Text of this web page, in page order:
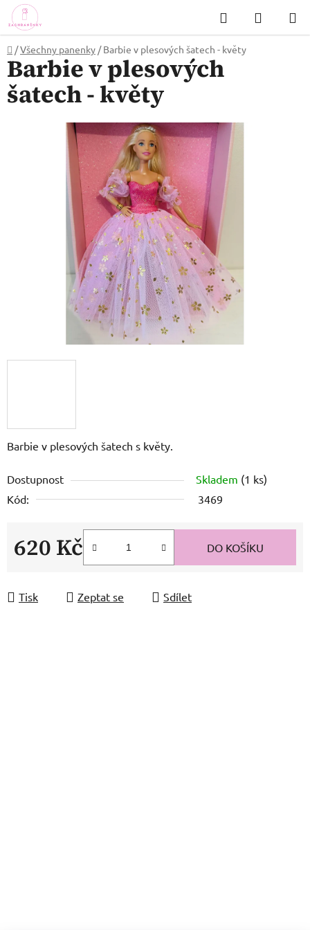
Přejít
na
obsah
Hledat
KOŠÍK
Domů
/Všechny panenky / Barbie v plesových šatech - květy
Barbie v plesových šatech s květy.
Dostupnost Skladem (1 ks)
Kód:
3469
620 Kč DO KOŠÍKU
Tisk Zeptat se Sdílet
Barbie v plesových
šatech - květy